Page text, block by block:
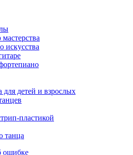
искусства
детей и взрослых
пластикой
танца
ошибке